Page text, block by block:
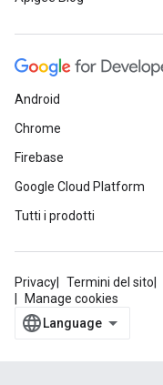
Android
Chrome
Firebase
Google Cloud Platform
Tutti i prodotti
Privacy Termini del sito
Manage cookies